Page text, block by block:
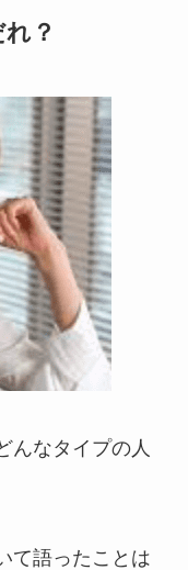
？
んなタイプの人
て語ったことは